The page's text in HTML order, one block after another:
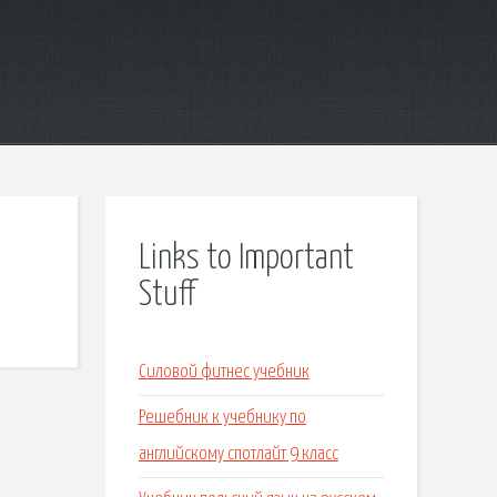
Links to Important
Stuff
Силовой фитнес учебник
Решебник к учебнику по
английскому спотлайт 9 класс